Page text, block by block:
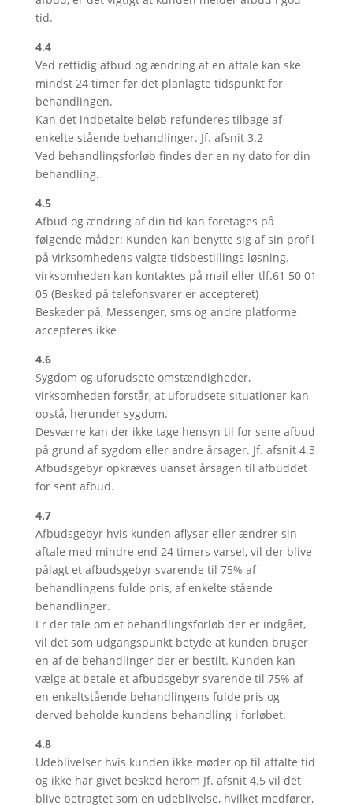
tid.
4.4
Ved rettidig afbud og ændring af en aftale kan ske
mindst 24 timer før det planlagte tidspunkt for
behandlingen.
Kan det indbetalte beløb refunderes tilbage af
enkelte stående behandlinger. Jf. afsnit 3.2
Ved behandlingsforløb findes der en ny dato for din
behandling.
4.5
Afbud og ændring af din tid kan foretages på
følgende måder: Kunden kan benytte sig af sin profil
på virksomhedens valgte tidsbestillings løsning.
virksomheden kan kontaktes på mail eller tlf.61 50 01
05 (Besked på telefonsvarer er accepteret)
Beskeder på, Messenger, sms og andre platforme
accepteres ikke
4.6
Sygdom og uforudsete omstændigheder,
virksomheden forstår, at uforudsete situationer kan
opstå, herunder sygdom.
Desværre kan der ikke tage hensyn til for sene afbud
på grund af sygdom eller andre årsager. Jf. afsnit 4.3
Afbudsgebyr opkræves uanset årsagen til afbuddet
for sent afbud.
4.7
Afbudsgebyr hvis kunden aflyser eller ændrer sin
aftale med mindre end 24 timers varsel, vil der blive
pålagt et afbudsgebyr svarende til 75% af
behandlingens fulde pris, af enkelte stående
behandlinger.
Er der tale om et behandlingsforløb der er indgået,
vil det som udgangspunkt betyde at kunden bruger
en af de behandlinger der er bestilt. Kunden kan
vælge at betale et afbudsgebyr svarende til 75% af
en enkeltstående behandlingens fulde pris og
derved beholde kundens behandling i forløbet.
4.8
Udeblivelser hvis kunden ikke møder op til aftalte tid
og ikke har givet besked herom Jf. afsnit 4.5 vil det
blive betragtet som en udeblivelse, hvilket medfører,